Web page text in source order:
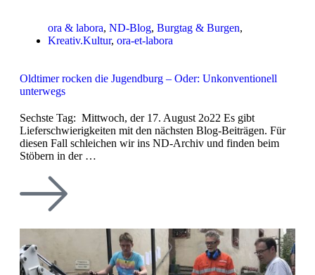
ora & labora, ND-Blog, Burgtag & Burgen,
Kreativ.Kultur, ora-et-labora
Oldtimer rocken die Jugendburg – Oder: Unkonventionell
unterwegs
Sechste Tag: Mittwoch, der 17. August 2o22 Es gibt
Lieferschwierigkeiten mit den nächsten Blog-Beiträgen. Für
diesen Fall schleichen wir ins ND-Archiv und finden beim
Stöbern in der …